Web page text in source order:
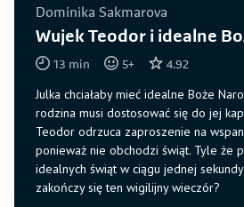
Dominika Sakmarova
Wujek Teodor i idealne
13 min 5+ 4.92
Julka chciałaby mieć idealne Boże
rodzina musi dostosować się do jej
Teodor odrzuca zaproszenie na
ponieważ nie obchodzi świąt. Tyle że
idealnych świąt w ciągu jednej
zakończy się ten wigilijny wieczór?